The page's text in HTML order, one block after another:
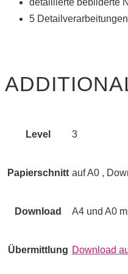
5 Detailverarbeitungen
Level 3
Papierschnitt auf A0 ,
Download A4 und A0
Übermittlung Download